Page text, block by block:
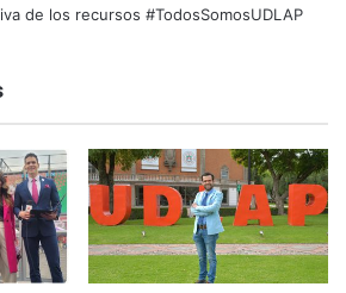
de los recursos #TodosSomosUDLAP